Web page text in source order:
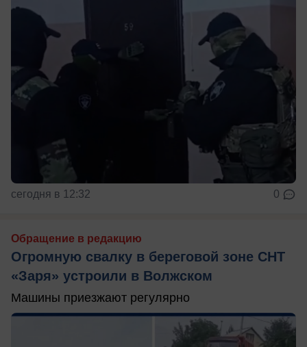
сегодня в 12:32 0
Обращение в редакцию
Огромную свалку в береговой зоне СНТ
«Заря» устроили в Волжском
Машины приезжают регулярно